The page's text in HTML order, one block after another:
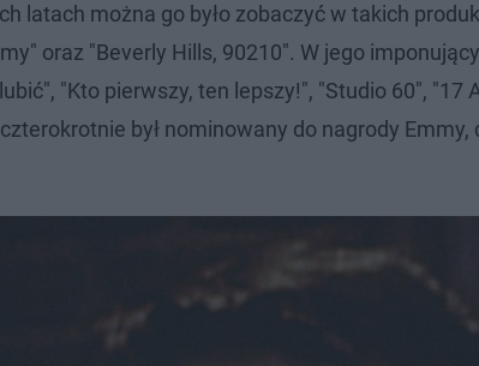
latach można go było zobaczyć w takich
oraz "Beverly Hills, 90210". W jego
"Kto pierwszy, ten lepszy!", "Studio 60", "17
był nominowany do nagrody Emmy,